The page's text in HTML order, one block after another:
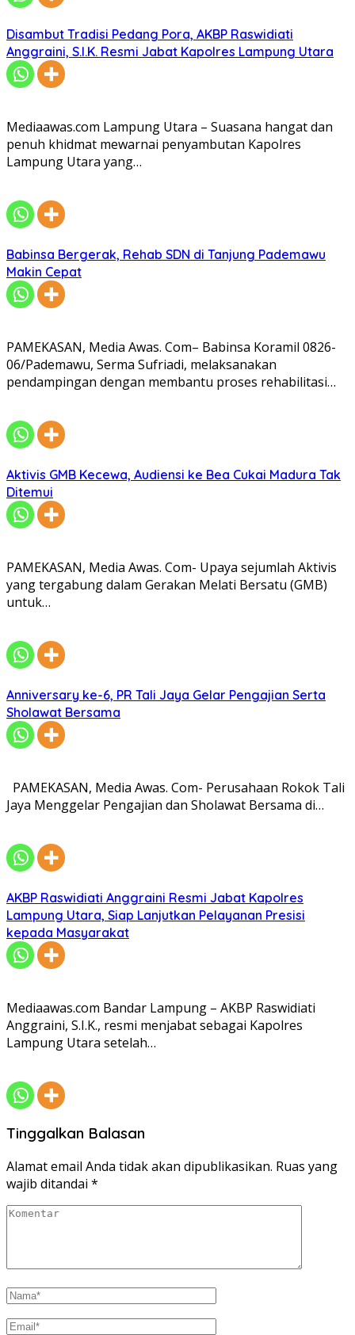
Disambut Tradisi Pedang Pora, AKBP Raswidiati
Anggraini, S.I.K. Resmi Jabat Kapolres Lampung Utara
Mediaawas.com Lampung Utara – Suasana hangat dan
penuh khidmat mewarnai penyambutan Kapolres
Lampung Utara yang…
Babinsa Bergerak, Rehab SDN di Tanjung Pademawu
Makin Cepat
PAMEKASAN, Media Awas. Com– Babinsa Koramil 0826-
06/Pademawu, Serma Sufriadi, melaksanakan
pendampingan dengan membantu proses rehabilitasi…
Aktivis GMB Kecewa, Audiensi ke Bea Cukai Madura Tak
Ditemui
PAMEKASAN, Media Awas. Com- Upaya sejumlah Aktivis
yang tergabung dalam Gerakan Melati Bersatu (GMB)
untuk…
Anniversary ke-6, PR Tali Jaya Gelar Pengajian Serta
Sholawat Bersama
PAMEKASAN, Media Awas. Com- Perusahaan Rokok Tali
Jaya Menggelar Pengajian dan Sholawat Bersama di…
AKBP Raswidiati Anggraini Resmi Jabat Kapolres
Lampung Utara, Siap Lanjutkan Pelayanan Presisi
kepada Masyarakat
Mediaawas.com Bandar Lampung – AKBP Raswidiati
Anggraini, S.I.K., resmi menjabat sebagai Kapolres
Lampung Utara setelah…
Tinggalkan Balasan
Alamat email Anda tidak akan dipublikasikan. Ruas yang
wajib ditandai *